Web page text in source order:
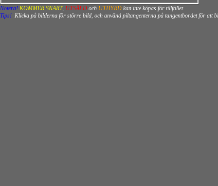
Notera! KOMMER SNART, UTSÅLD och UTHYRD kan inte köpas för tillfället.
Tips! Klicka på bilderna för större bild, och använd piltangenterna på tangentbordet för att